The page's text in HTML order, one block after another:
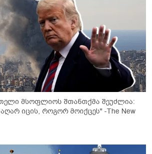
მსოფლიოს შთანთქმა შეუძლია:
როგორ მოიქცეს" -The New